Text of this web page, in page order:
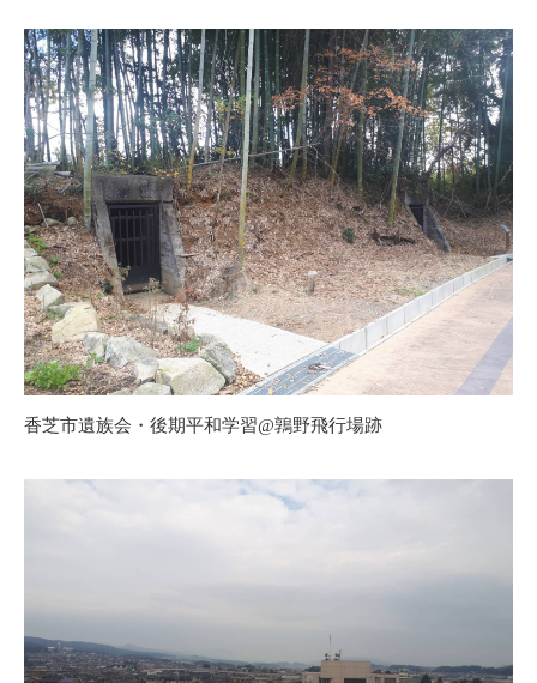
香芝市遺族会・後期平和学習@鶉野飛行場跡